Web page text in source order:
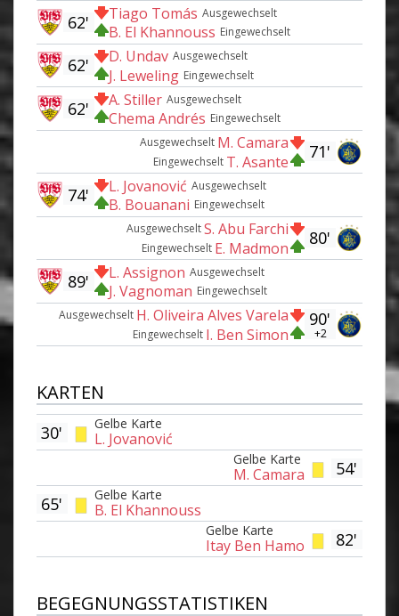
Ausgewechselt
Tiago Tomás
Eingewechselt
B. El Khannouss
62'
Ausgewechselt
D. Undav
Eingewechselt
J. Leweling
62'
Ausgewechselt
A. Stiller
Eingewechselt
Chema Andrés
62'
71'
Ausgewechselt M. Camara
Eingewechselt T. Asante
Ausgewechselt
L. Jovanović
Eingewechselt
B. Bouanani
74'
80'
AusgewechseltS. Abu Farchi
Eingewechselt E. Madmon
Ausgewechselt
L. Assignon
Eingewechselt
J. Vagnoman
89'
90'
+2
Ausgewechselt H. Oliveira Alves Varela
Eingewechselt I. Ben Simon
KARTEN
Gelbe Karte
L. Jovanović
30'
54'
Gelbe Karte
M. Camara
Gelbe Karte
B. El Khannouss
65'
82'
Gelbe Karte
Itay Ben Hamo
BEGEGNUNGSSTATISTIKEN